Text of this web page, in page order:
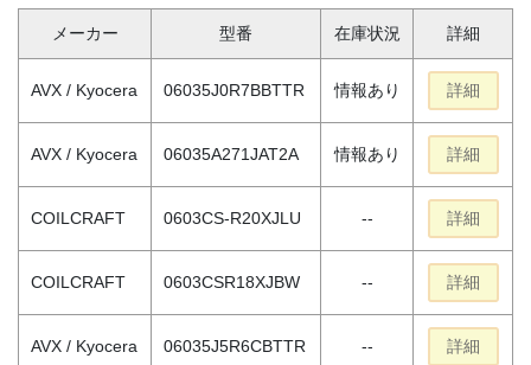
メーカー 型番 在庫状況 詳細
AVX / Kyocera 06035J0R7BBTTR 情報あり 詳細
AVX / Kyocera 06035A271JAT2A 情報あり 詳細
COILCRAFT 0603CS-R20XJLU -- 詳細
COILCRAFT 0603CSR18XJBW -- 詳細
AVX / Kyocera 06035J5R6CBTTR -- 詳細